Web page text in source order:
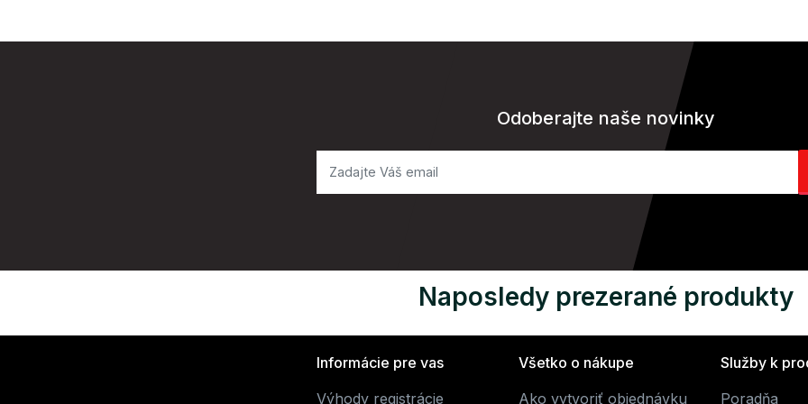
Odoberajte naše novinky
Naposledy prezerané produkty
Informácie pre vas
Výhody registrácie
Všetko o nákupe
Ako vytvoriť objednávku
Služby k
Poradňa